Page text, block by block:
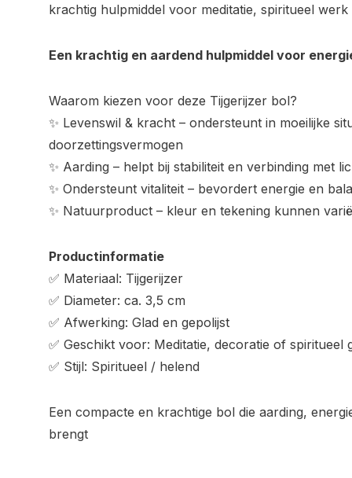
krachtig hulpmiddel voor meditatie, spiritueel
Een krachtig en aardend hulpmiddel voor
Waarom kiezen voor deze Tijgerijzer bol?
✨ Levenswil & kracht – ondersteunt in moeilijke
doorzettingsvermogen
✨ Aarding – helpt bij stabiliteit en verbinding met
✨ Ondersteunt vitaliteit – bevordert energie en
✨ Natuurproduct – kleur en tekening kunnen
Productinformatie
✅ Materiaal: Tijgerijzer
✅ Diameter: ca. 3,5 cm
✅ Afwerking: Glad en gepolijst
✅ Geschikt voor: Meditatie, decoratie of spiritueel
✅ Stijl: Spiritueel / helend
Een compacte en krachtige bol die aarding,
brengt